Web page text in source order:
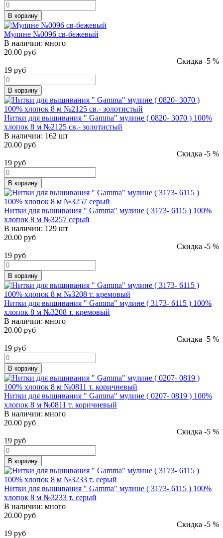
В корзину
Мулине №0096 св-бежевый
В наличии: много
20.00 руб
Скидка -5 %
19 руб
В корзину
Нитки для вышивания " Gamma" мулине ( 0820- 3070 ) 100%
хлопок 8 м №2125 св.- золотистый
В наличии: 162 шт
20.00 руб
Скидка -5 %
19 руб
В корзину
Нитки для вышивания " Gamma" мулине ( 3173- 6115 ) 100%
хлопок 8 м №3257 серый
В наличии: 129 шт
20.00 руб
Скидка -5 %
19 руб
В корзину
Нитки для вышивания " Gamma" мулине ( 3173- 6115 ) 100%
хлопок 8 м №3208 т. кремовый
В наличии: много
20.00 руб
Скидка -5 %
19 руб
В корзину
Нитки для вышивания " Gamma" мулине ( 0207- 0819 ) 100%
хлопок 8 м №0811 т. коричневый
В наличии: много
20.00 руб
Скидка -5 %
19 руб
В корзину
Нитки для вышивания " Gamma" мулине ( 3173- 6115 ) 100%
хлопок 8 м №3233 т. серый
В наличии: много
20.00 руб
Скидка -5 %
19 руб